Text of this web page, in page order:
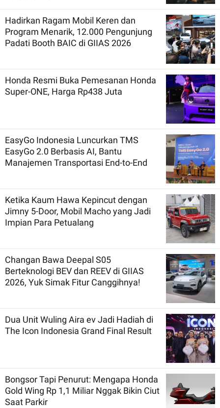
Hadirkan Ragam Mobil Keren dan
Program Menarik, 12.000 Pengunjung
Padati Booth BAIC di GIIAS 2026
Honda Resmi Buka Pemesanan Honda
Super-ONE, Harga Rp438 Juta
EasyGo Indonesia Luncurkan TMS
EasyGo 2.0 Berbasis AI, Bantu
Manajemen Transportasi End-to-End
Ketika Kaum Hawa Kepincut dengan
Jimny 5-Door, Mobil Macho yang Jadi
Impian Para Petualang
Changan Bawa Deepal S05
Berteknologi BEV dan REEV di GIIAS
2026, Yuk Simak Fitur Canggihnya!
Dua Unit Wuling Aira ev Jadi Hadiah di
The Icon Indonesia Grand Final Result
Bongsor Tapi Penurut: Mengapa Honda
Gold Wing Rp 1,1 Miliar Nggak Bikin Ciut
Saat Parkir